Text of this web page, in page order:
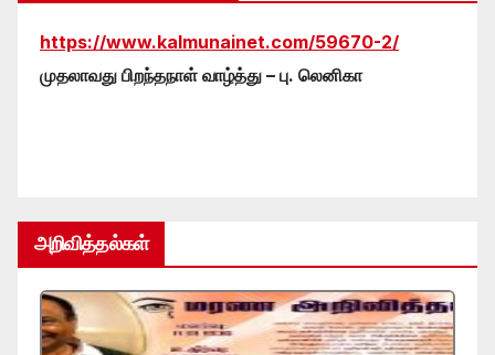
https://www.kalmunainet.com/59670-2/
முதலாவது பிறந்தநாள் வாழ்த்து – பு. லெனிகா
அறிவித்தல்கள்